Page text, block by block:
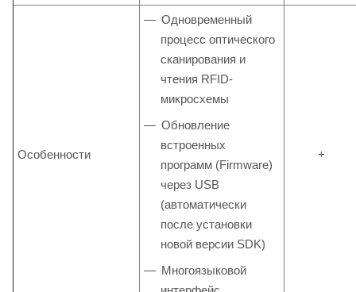
Особенности
Одновременный
процесс оптического
сканирования и
чтения RFID-
микросхемы
Обновление
встроенных
программ (Firmware)
через USB
(автоматически
после установки
новой версии SDK)
Многоязыковой
+